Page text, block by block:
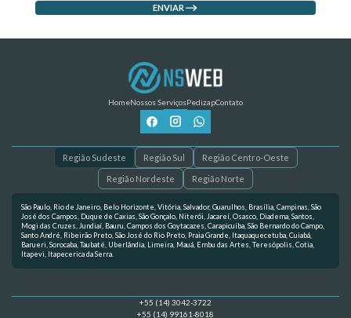
ENVIAR
HomeNossos ServiçosPedizapContato
Região Sudeste Região Sul Região Centro-Oeste
Região Nordeste Região Norte
São Paulo, Rio de Janeiro, Belo Horizonte, Vitória, Salvador, Guarulhos, Brasília, Campinas, São
José dos Campos, Duque de Caxias, São Gonçalo, Niterói, Jacareí, Osasco, Diadema, Santos,
Mogi das Cruzes, Jundiaí, Bauru, Campos dos Goytacazes, Carapicuíba, São Bernardo do Campo,
Santo André, Ribeirão Preto, São José do Rio Preto, Praia Grande, Itaquaquecetuba, Cuiabá,
Barueri, Sorocaba, Taubaté, Uberlândia, Limeira, Mauá, Embu das Artes, Teresópolis, Cotia,
Itapevi, Itapecerica da Serra.
+55 (14) 3042-3722
+55 (14) 99161-8018